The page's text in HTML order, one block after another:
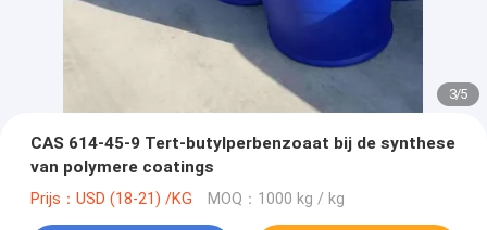
3/5
CAS 614-45-9 Tert-butylperbenzoaat bij de synthese
van polymere coatings
Prijs：USD (18-21) /KG MOQ：1000 kg / kg